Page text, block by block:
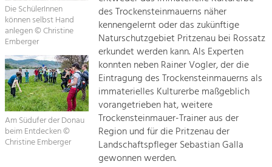
Mobilität & Energie
Klimawandel, öffentlicher Verkehr und
erneuerbare Energie
Wirtschaft
Steigerung regionaler Wertschöpfung
Die SchülerInnen
können selbst Hand
anlegen © Christine
Emberger
Am Südufer der Donau
beim Entdecken ©
Christine Emberger
des Trockensteinmauerns näher
kennengelernt oder das zukünftige
Naturschutzgebiet Pritzenau bei Rossatz
erkundet werden kann. Als Experten
konnten neben Rainer Vogler, der die
Eintragung des Trockensteinmauerns als
immaterielles Kulturerbe maßgeblich
vorangetrieben hat, weitere
Trockensteinmauer-Trainer aus der
Region und für die Pritzenau der
Landschaftspfleger Sebastian Galla
gewonnen werden.